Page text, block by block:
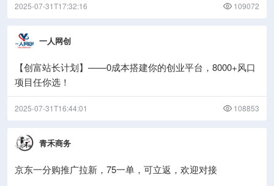
2025-07-31T17:32:16 109072
一人网创
【创富站长计划】——0成本搭建你的创业平台，8000+风口
项目任你选！
2025-07-31T16:44:01 108853
青禾商务
京东一分购推广拉新，75一单，可立返，欢迎对接